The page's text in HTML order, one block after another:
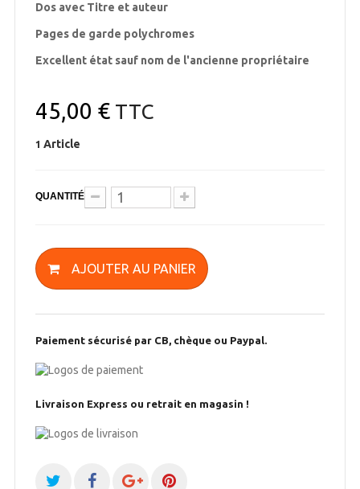
Dos avec Titre et auteur
Pages de garde polychromes
Excellent état sauf nom de l'ancienne propriétaire
45,00 €TTC
1 Article
QUANTITÉ
AJOUTER AU PANIER
Paiement sécurisé par CB, chèque ou Paypal.
Livraison Express ou retrait en magasin !